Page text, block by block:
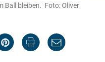
Ball bleiben. Foto: Oliver